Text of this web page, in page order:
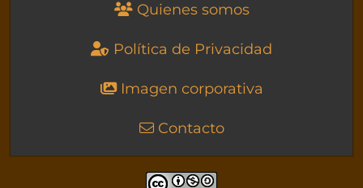
Quienes somos
Política de Privacidad
Imagen corporativa
Contacto